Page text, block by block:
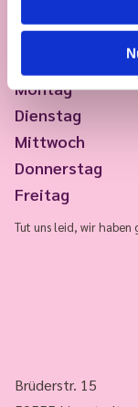
Montag
Dienstag
Mittwoch
Donnerstag
Freitag
Tut uns leid, wir haben
Brüderstr. 15